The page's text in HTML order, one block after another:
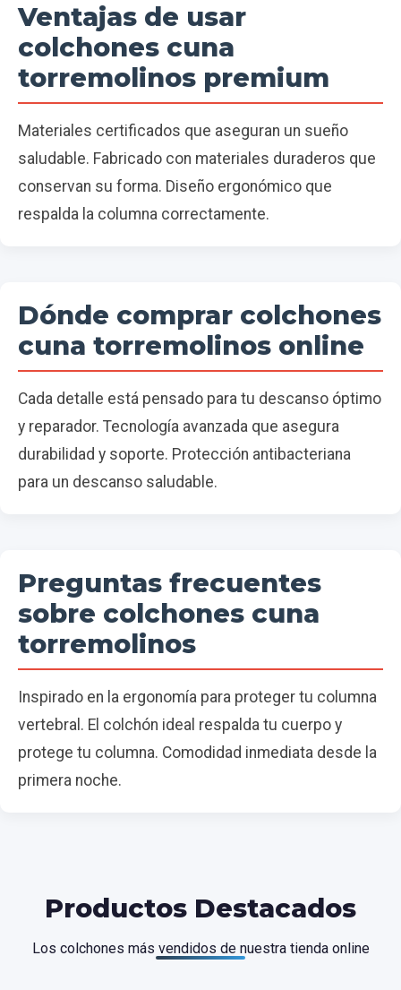
Ventajas de usar
colchones cuna
torremolinos premium
Materiales certificados que aseguran un sueño
saludable. Fabricado con materiales duraderos que
conservan su forma. Diseño ergonómico que
respalda la columna correctamente.
Dónde comprar colchones
cuna torremolinos online
Cada detalle está pensado para tu descanso óptimo
y reparador. Tecnología avanzada que asegura
durabilidad y soporte. Protección antibacteriana
para un descanso saludable.
Preguntas frecuentes
sobre colchones cuna
torremolinos
Inspirado en la ergonomía para proteger tu columna
vertebral. El colchón ideal respalda tu cuerpo y
protege tu columna. Comodidad inmediata desde la
primera noche.
Productos Destacados
Los colchones más vendidos de nuestra tienda online